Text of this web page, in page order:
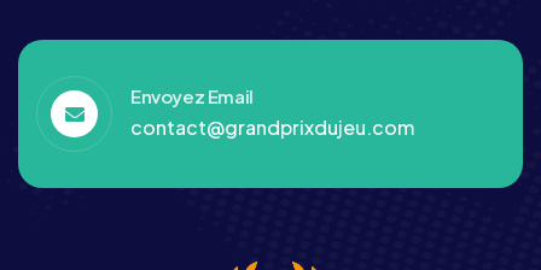
Envoyez Email
contact@grandprixdujeu.com